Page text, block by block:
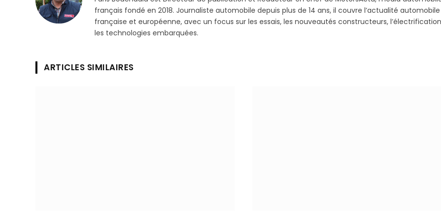
français fondé en 2018. Journaliste automobile depuis plus de 14 ans, il couvre l’actualité automobile
française et européenne, avec un focus sur les essais, les nouveautés constructeurs,
les technologies embarquées.
ARTICLES SIMILAIRES